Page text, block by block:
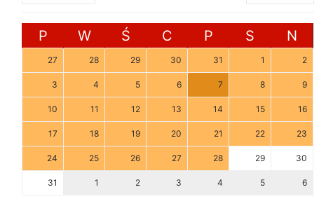
P W Ś C P S N
27 28 29 30 31 1 2
3 4 5 6 7 8 9
10 11 12 13 14 15 16
17 18 19 20 21 22 23
24 25 26 27 28 29 30
31 1 2 3 4 5 6